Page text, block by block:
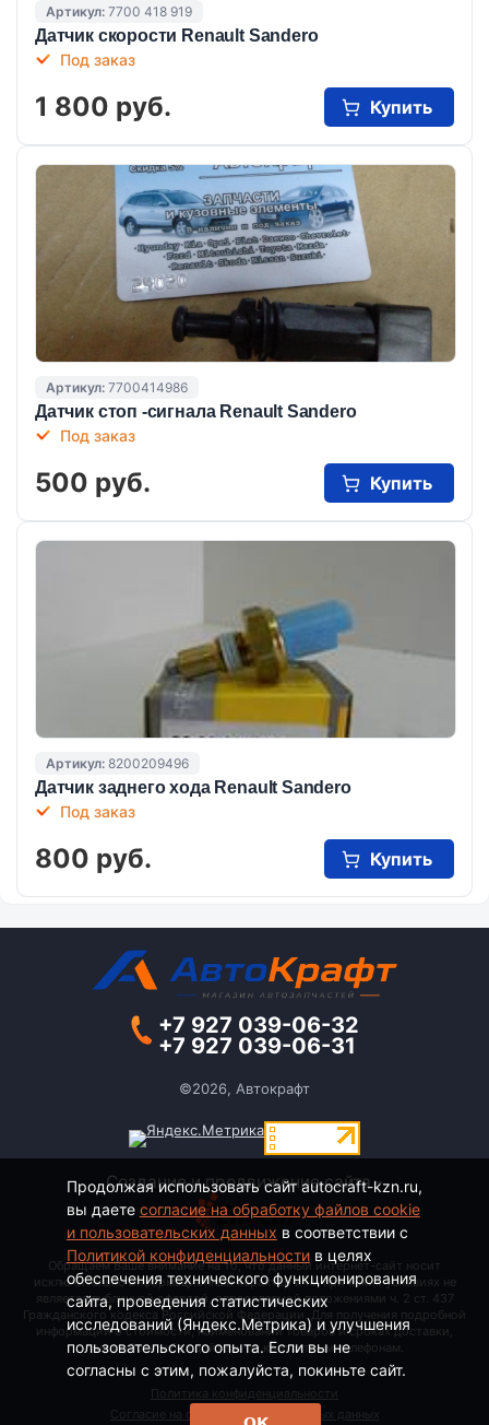
Артикул: 7700 418 919
Датчик скорости Renault Sandero
Под заказ
1 800 руб. Купить
Артикул: 7700414986
Датчик стоп -сигнала Renault Sandero
Под заказ
500 руб. Купить
Артикул: 8200209496
Датчик заднего хода Renault Sandero
Под заказ
800 руб. Купить
+7 927 039-06-32
+7 927 039-06-31
©2026, Автокрафт
Создание и продвижение сайта -
Обращаем Ваше внимание на то, что данный интернет-сайт носит
исключительно информационный характер и ни при каких условиях не
является публичной офертой, определяемой положениями ч. 2 ст. 437
Гражданского кодекса Российской Федерации. Для получения подробной
информации о стоимости, наименовании товаров и сроках доставки,
пожалуйста, обращайтесь по контактным телефонам.
Политика конфиденциальности
Согласие на обработку персональных данных
Продолжая использовать сайт autocraft-kzn.ru,
вы даете согласие на обработку файлов cookie
и пользовательских данных в соответствии с
Политикой конфиденциальностив целях
обеспечения технического функционирования
сайта, проведения статистических
исследований (Яндекс.Метрика) и улучшения
пользовательского опыта. Если вы не
согласны с этим, пожалуйста, покиньте сайт.